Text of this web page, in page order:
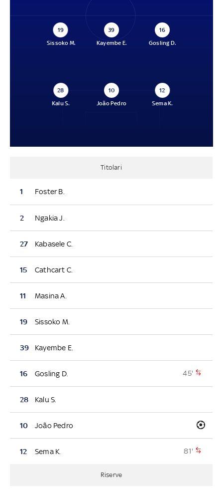
19
Sissoko M.
39
Kayembe E.
16
Gosling D.
28
Kalu S.
10
João Pedro
12
Sema K.
Titolari
1 Foster B.
2 Ngakia J.
27 Kabasele C.
15 Cathcart C.
11 Masina A.
19 Sissoko M.
39 Kayembe E.
16 Gosling D. 45'
28 Kalu S.
10 João Pedro
12 Sema K. 81'
Riserve